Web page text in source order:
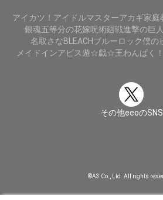
アイカツ！ アイドルマスターアカギ家庭
銀魂五等分の花嫁呪術廻戦進撃の巨人
名取さなBLEACHブルーロック僕の
メイドインアビス遊☆戯☆王わんぱく
その他eeoのSNS
©A3 Co., Ltd. All rights